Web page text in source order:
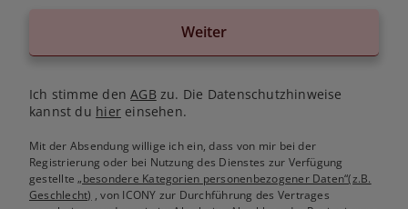
Weiter
Ich stimme denAGB zu. Die Datenschutzhinweise
kannst du hiereinsehen.
Mit der Absendung willige ich ein, dass von mir bei der
Registrierung oder bei Nutzung des Dienstes zur Verfügung
gestellte„besondere Kategorien personenbezogener Daten“(z.B.
Geschlecht) , von ICONY zur Durchführung des Vertrages